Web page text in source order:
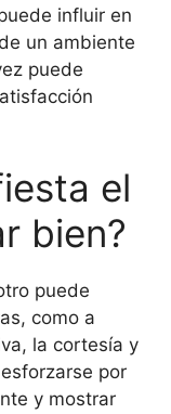
influir en
un ambiente
puede
el
bien?
puede
como a
la cortesía y
por
y mostrar